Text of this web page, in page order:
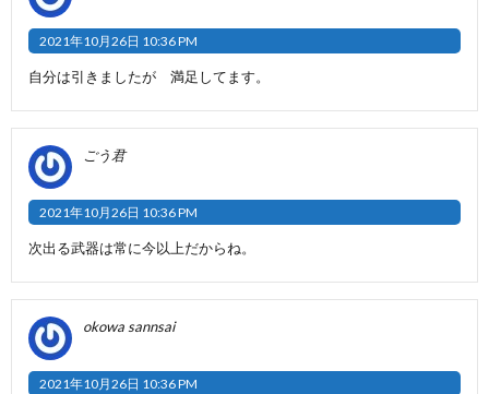
2021年10月26日 10:36 PM
自分は引きましたが 満足してます。
ごう君
2021年10月26日 10:36 PM
次出る武器は常に今以上だからね。
okowa sannsai
2021年10月26日 10:36 PM